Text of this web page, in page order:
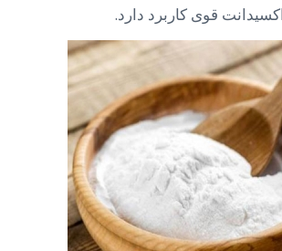
قوی کاربرد دارد.